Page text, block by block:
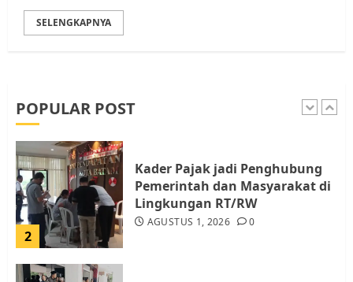
SELENGKAPNYA
POPULAR POST
1
2
Kader Pajak jadi Penghubung
Pemerintah dan Masyarakat di
Lingkungan RT/RW
AGUSTUS 1, 2026 0